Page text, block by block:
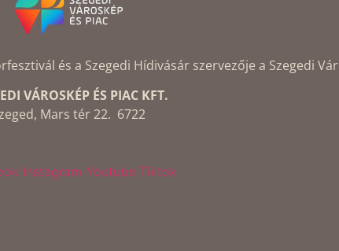
és a Szegedi Hídivásár szervezője a Szegedi
VÁROSKÉP ÉS PIAC KFT.
Mars tér 22. 6722
Instagram Youtube Tiktok